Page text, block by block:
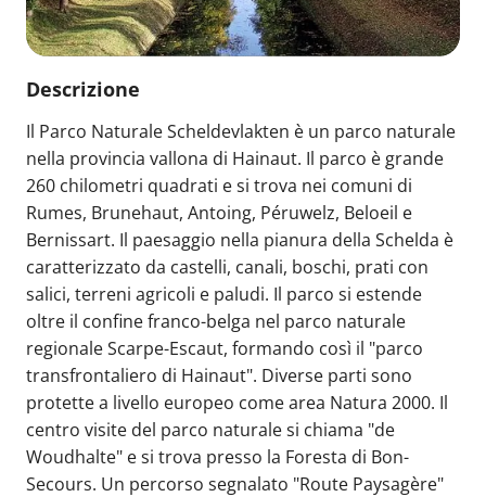
Descrizione
Il Parco Naturale Scheldevlakten è un parco naturale
nella provincia vallona di Hainaut. Il parco è grande
260 chilometri quadrati e si trova nei comuni di
Rumes, Brunehaut, Antoing, Péruwelz, Beloeil e
Bernissart. Il paesaggio nella pianura della Schelda è
caratterizzato da castelli, canali, boschi, prati con
salici, terreni agricoli e paludi. Il parco si estende
oltre il confine franco-belga nel parco naturale
regionale Scarpe-Escaut, formando così il "parco
transfrontaliero di Hainaut". Diverse parti sono
protette a livello europeo come area Natura 2000. Il
centro visite del parco naturale si chiama "de
Woudhalte" e si trova presso la Foresta di Bon-
Secours. Un percorso segnalato "Route Paysagère"